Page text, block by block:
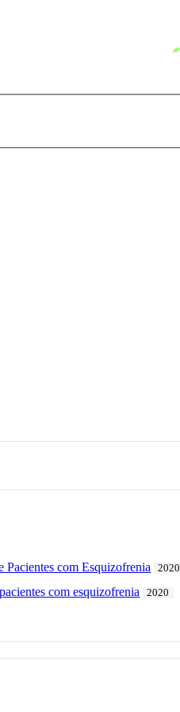
com Esquizofrenia 2020
com esquizofrenia 2020